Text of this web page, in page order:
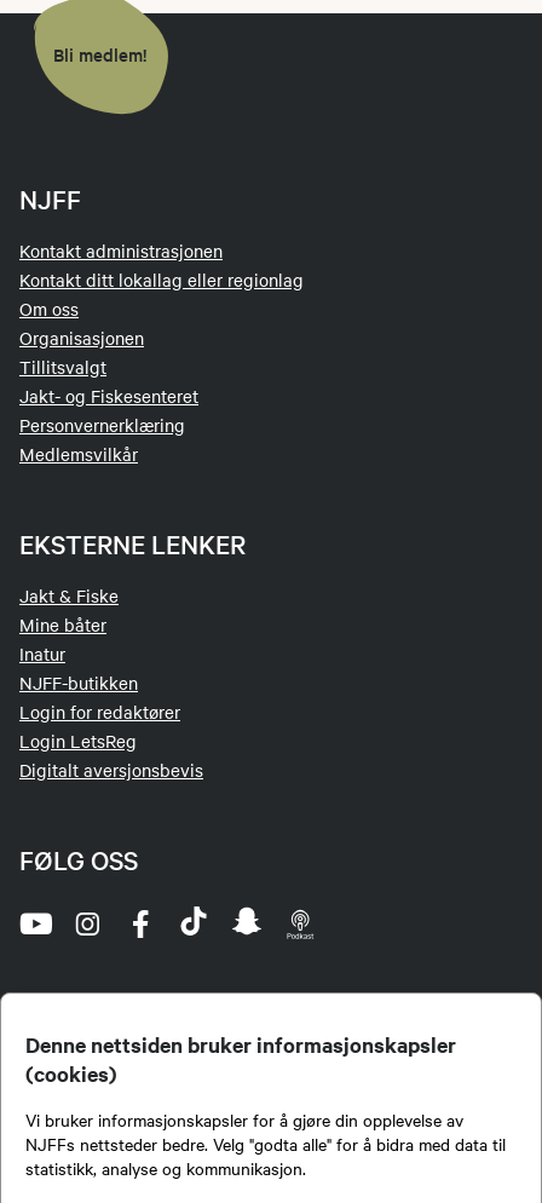
Denne nettsiden bruker informasjonskapsler
(cookies)
Vi bruker informasjonskapsler for å gjøre din opplevelse av
NJFFs nettsteder bedre. Velg "godta alle" for å bidra med data til
statistikk, analyse og kommunikasjon.
Bli medlem!
NJFF
Kontakt administrasjonen
Kontakt ditt lokallag eller regionlag
Om oss
Organisasjonen
Tillitsvalgt
Jakt- og Fiskesenteret
Personvernerklæring
Medlemsvilkår
EKSTERNE LENKER
Jakt & Fiske
Mine båter
Inatur
NJFF-butikken
Login for redaktører
Login LetsReg
Digitalt aversjonsbevis
FØLG OSS
jegere og sportsfiskere og et av de viktigste miljøene for formidling av kunnskap om jakt og
fiske i Norge. Vi er en partipolitisk nøytral organisasjon, men har et sterkt jakt-, fiske-, og
naturpolitisk engasjement i mange saker.